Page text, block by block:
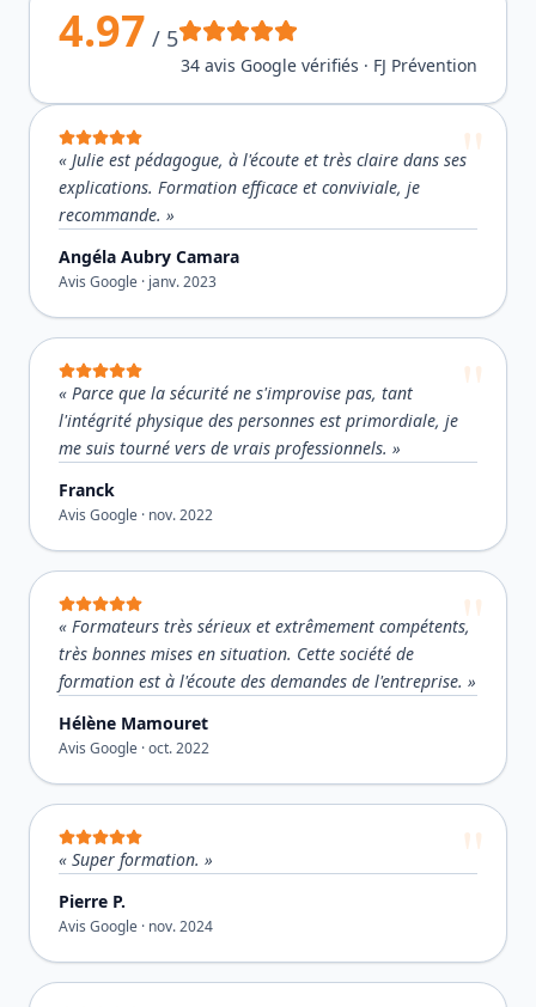
4.97 / 5
34 avis Google vérifiés · FJ Prévention
« Julie est pédagogue, à l'écoute et très claire dans ses
explications. Formation efficace et conviviale, je
recommande. »
Angéla Aubry Camara
Avis Google · janv. 2023
« Parce que la sécurité ne s'improvise pas, tant
l'intégrité physique des personnes est primordiale, je
me suis tourné vers de vrais professionnels. »
Franck
Avis Google · nov. 2022
« Formateurs très sérieux et extrêmement compétents,
très bonnes mises en situation. Cette société de
formation est à l'écoute des demandes de l'entreprise. »
Hélène Mamouret
Avis Google ·oct. 2022
« Super formation. »
Pierre P.
Avis Google · nov. 2024